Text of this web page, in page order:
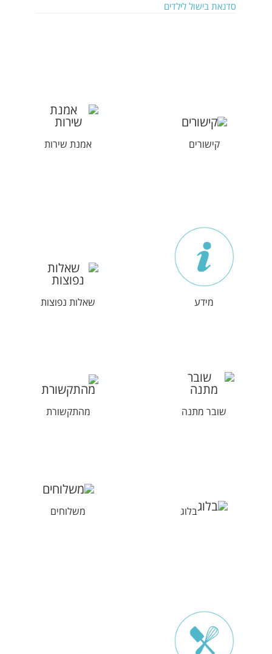
סדנאת בישול לילדים
קישורים אמנת שירות
מידע שאלות נפוצות
שובר מתנה מהתקשורת
בלוג משלוחים